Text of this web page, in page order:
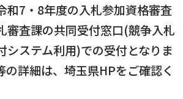
和7・8年度の入札参加資格審査
審査課の共同受付窓口(競争入札
システム利用)での受付となりま
の詳細は、埼玉県HPをご確認く